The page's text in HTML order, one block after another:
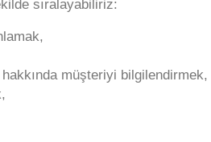
sıralayabiliriz:
müşteriyi bilgilendirmek,